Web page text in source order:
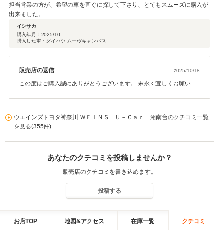
担当営業の方が、希望の車を直ぐに探して下さり、とてもスムーズに購入が
出来ました。
イシサカ
購入年月： 2025/10
購入した車：ダイハツ ムーヴキャンバス
販売店の返信 2025/10/18
この度はご購入誠にありがとうございます。 末永く宜しくお願い致
ウエインズトヨタ神奈川 ＷＥＩＮＳ Ｕ－Ｃａｒ 湘南台のクチコミ一覧
を見る(355件)
あなたのクチコミを投稿しませんか？
販売店のクチコミを書き込めます。
投稿する
お店TOP 地図&アクセス 在庫一覧 クチコミ